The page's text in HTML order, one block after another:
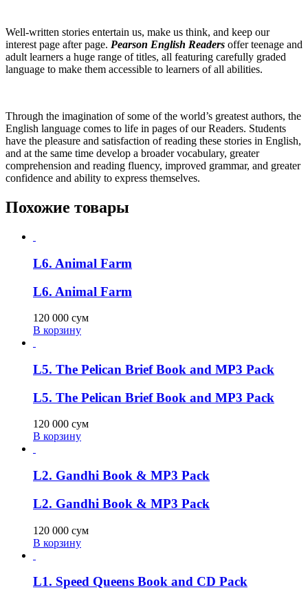
Well-written stories entertain us, make us think, and keep our
interest page after page. Pearson English Readers offer teenage and
adult learners a huge range of titles, all featuring carefully graded
language to make them accessible to learners of all abilities.
Through the imagination of some of the world’s greatest authors, the
English language comes to life in pages of our Readers. Students
have the pleasure and satisfaction of reading these stories in English,
and at the same time develop a broader vocabulary, greater
comprehension and reading fluency, improved grammar, and greater
confidence and ability to express themselves.
Похожие товары
L6. Animal Farm
L6. Animal Farm
120 000 сум
В корзину
L5. The Pelican Brief Book and MP3 Pack
L5. The Pelican Brief Book and MP3 Pack
120 000 сум
В корзину
L2. Gandhi Book & MP3 Pack
L2. Gandhi Book & MP3 Pack
120 000 сум
В корзину
L1. Speed Queens Book and CD Pack